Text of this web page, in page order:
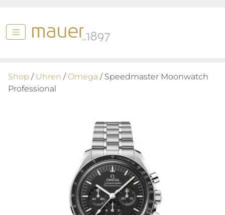
Shop / Uhren / Omega / Speedmaster Moonwatch
Professional